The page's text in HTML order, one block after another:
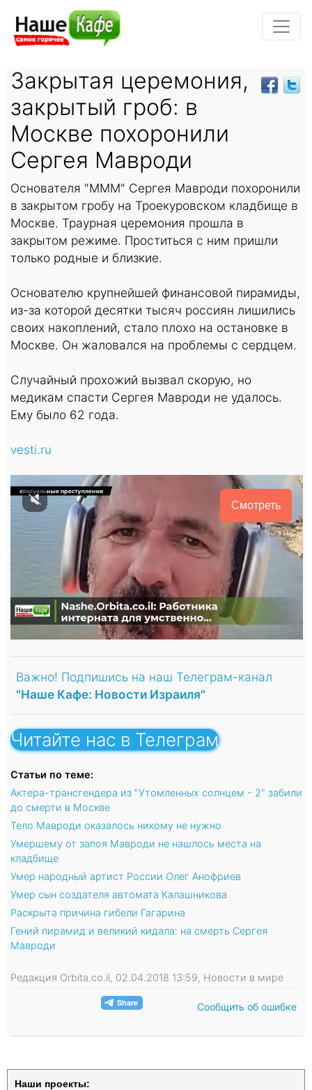
Закрытая церемония,
закрытый гроб: в
Москве похоронили
Сергея Мавроди
Основателя "МММ" Сергея Мавроди похоронили
в закрытом гробу на Троекуровском кладбище в
Москве. Траурная церемония прошла в
закрытом режиме. Проститься с ним пришли
только родные и близкие.
Основателю крупнейшей финансовой пирамиды,
из-за которой десятки тысяч россиян лишились
своих накоплений, стало плохо на остановке в
Москве. Он жаловался на проблемы с сердцем.
Случайный прохожий вызвал скорую, но
медикам спасти Сергея Мавроди не удалось.
Ему было 62 года.
vesti.ru
Смотреть
Важно! Подпишись на наш Телеграм-канал
"Наше Кафе: Новости Израиля"
Читайте нас в Телеграм
Статьи по теме:
Актера-трансгендера из "Утомленных солнцем - 2" забили
до смерти в Москве
Тело Мавроди оказалось никому не нужно
Умершему от запоя Мавроди не нашлось места на
кладбище
Умер народный артист России Олег Анофриев
Умер сын создателя автомата Калашникова
Раскрыта причина гибели Гагарина
Гений пирамид и великий кидала: на смерть Сергея
Мавроди
Редакция Orbita.co.il, 02.04.2018 13:59, Новости в мире
Сообщить об ошибке
Наши проекты: